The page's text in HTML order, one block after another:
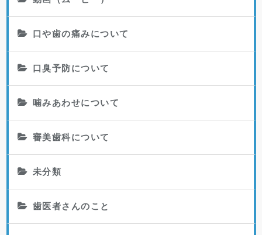
口や歯の痛みについて
口臭予防について
噛みあわせについて
審美歯科について
未分類
歯医者さんのこと